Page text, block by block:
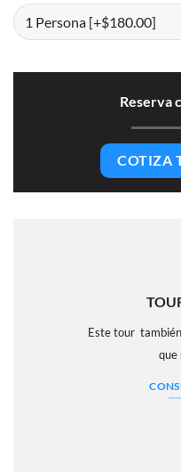
Reserva
COTIZA
Este tour
que